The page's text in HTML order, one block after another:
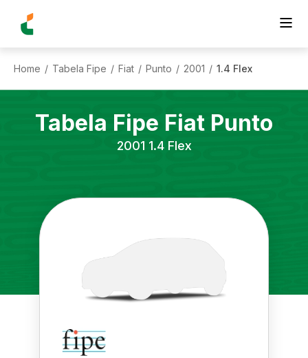
Home / Tabela Fipe / Fiat / Punto / 2001 / 1.4 Flex
Tabela Fipe Fiat Punto
2001 1.4 Flex